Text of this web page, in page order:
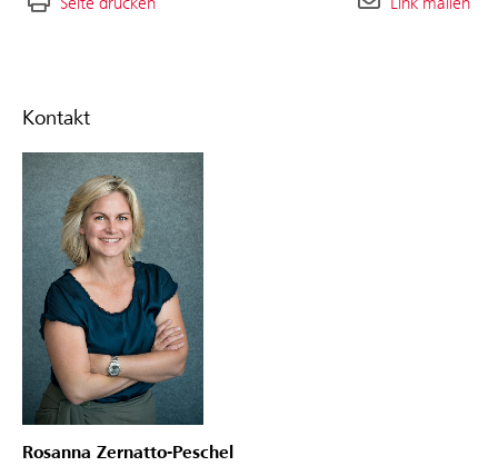
Kontakt
Rosanna Zernatto-Peschel